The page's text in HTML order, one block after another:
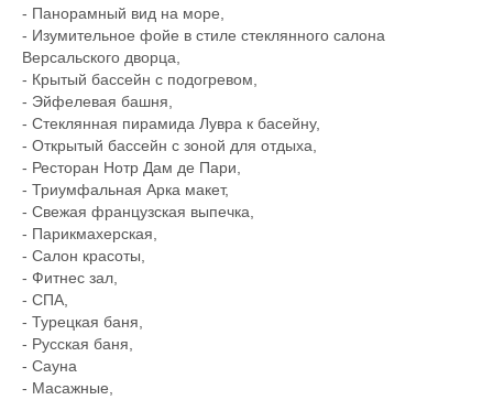
- Панорамный вид на море,
- Изумительное фойе в стиле стеклянного салона
Версальского дворца,
- Крытый бассейн с подогревом,
- Эйфелевая башня,
- Стеклянная пирамида Лувра к басейну,
- Открытый бассейн с зоной для отдыха,
- Ресторан Нотр Дам де Пари,
- Триумфальная Арка макет,
- Свежая французская выпечка,
- Парикмахерская,
- Салон красоты,
- Фитнес зал,
- СПА,
- Турецкая баня,
- Русская баня,
- Сауна
- Масажные,